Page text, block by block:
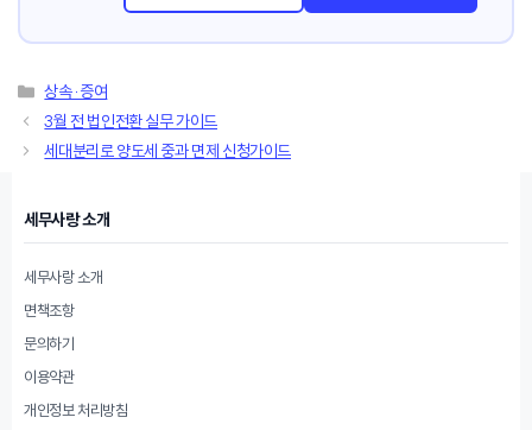
카
테
고
리
상속·증여
3월 전 법인전환 실무 가이드
세대분리로 양도세 중과 면제 신청가이드
세무사랑 소개
세무사랑 소개
면책조항
문의하기
이용약관
개인정보 처리방침